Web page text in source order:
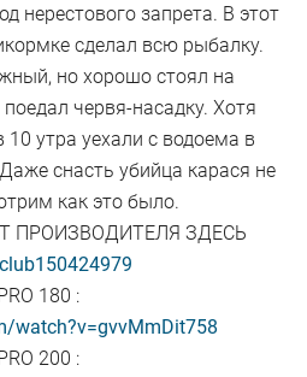
нерестового запрета. В этот
сделал всю рыбалку.
но хорошо стоял на
червя-насадку. Хотя
утра уехали с водоема в
снасть убийца карася не
как это было.
ПРОИЗВОДИТЕЛЯ ЗДЕСЬ
180 :
watch?v=gvvMmDit758
200 :